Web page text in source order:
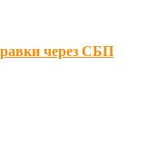
через СБП